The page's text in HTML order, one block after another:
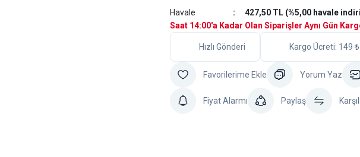
Havale
427,50 TL (%5,00 havale
Saat 14:00'a Kadar Olan Siparişler Aynı Gün
Hızlı Gönderi Kargo Ücreti: 149 ₺
Yorum Yaz
Fiyat Alarmı Paylaş